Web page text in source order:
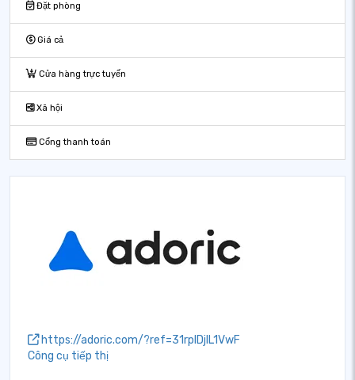
Đặt phòng
Giá cả
Cửa hàng trực tuyến
Xã hội
Cổng thanh toán
https://adoric.com/?ref=31rpIDjIL1VwF
Công cụ tiếp thị